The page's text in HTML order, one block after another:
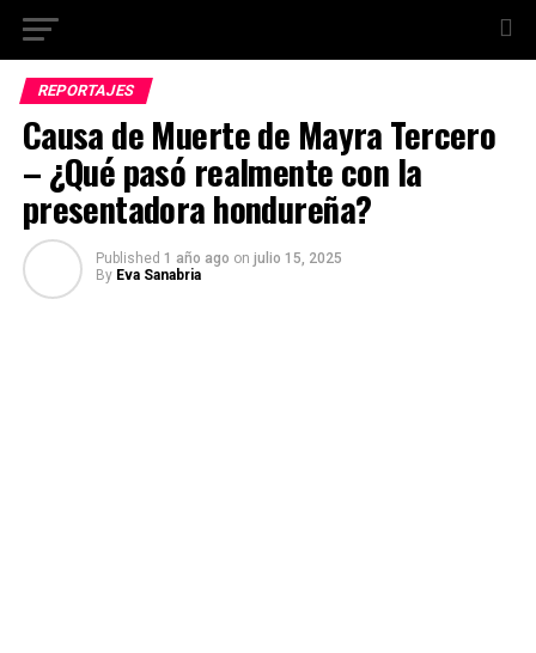
REPORTAJES
Causa de Muerte de Mayra Tercero
– ¿Qué pasó realmente con la
presentadora hondureña?
Published 1 año ago on julio 15, 2025
By Eva Sanabria